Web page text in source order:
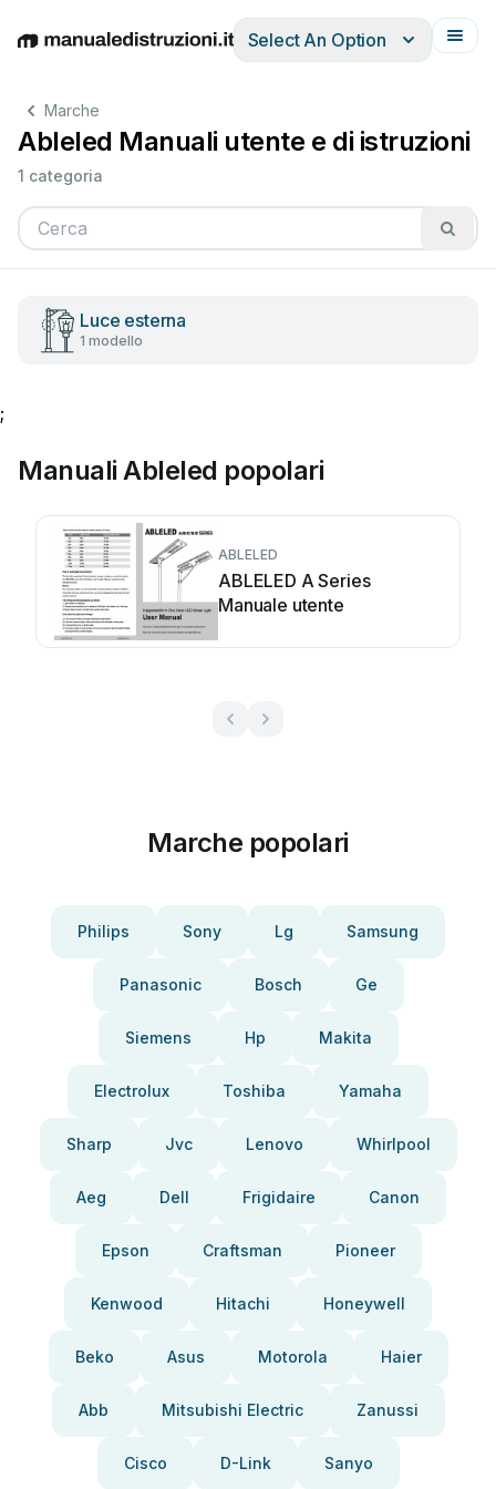
EnglishDeutschEspañolItalianoFrançais
Select An Option
Marche
Ableled Manuali utente e di istruzioni
1 categoria
Luce esterna
1 modello
;
Manuali Ableled popolari
ABLELED
ABLELED A Series
Manuale utente
Marche popolari
Philips Sony Lg Samsung
Panasonic Bosch Ge
Siemens Hp Makita
Electrolux Toshiba Yamaha
Sharp Jvc Lenovo Whirlpool
Aeg Dell Frigidaire Canon
Epson Craftsman Pioneer
Kenwood Hitachi Honeywell
Beko Asus Motorola Haier
Abb Mitsubishi Electric Zanussi
Cisco D-Link Sanyo